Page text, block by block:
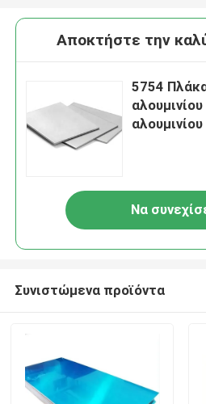
Αποκτήστε την
5754
Να
Συνιστώμενα προϊόντα